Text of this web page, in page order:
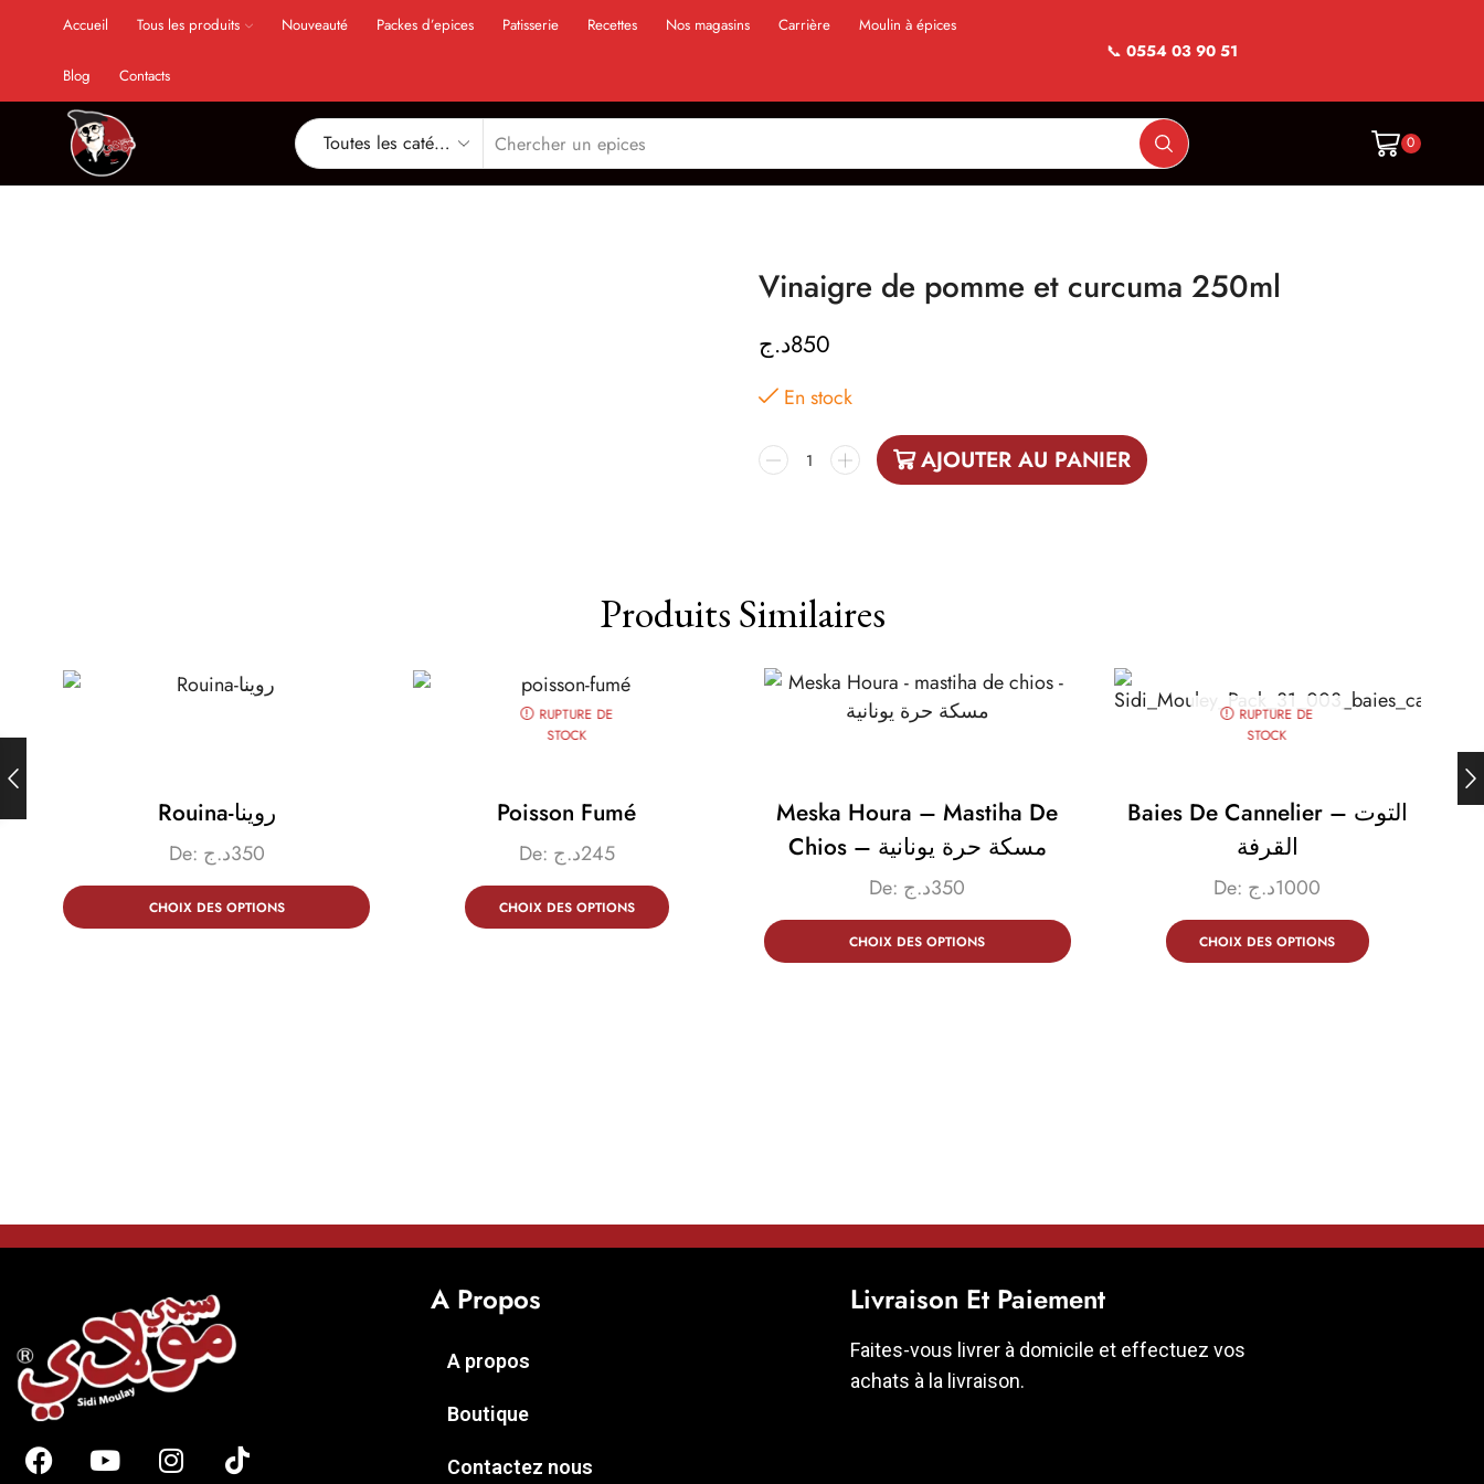
Accueil Tous les produits Nouveauté Packes d’epices Patisserie Recettes Nos magasins Carrière Moulin à épices
Blog Contacts
📞 0554 03 90 51
0
Vinaigre de pomme et curcuma 250ml
850د.ج
En stock
AJOUTER AU PANIER
Produits Similaires
Rouina-روينا
De: 350د.ج
CHOIX DES OPTIONS
RUPTURE DE
STOCK
Poisson Fumé
De: 245د.ج
CHOIX DES OPTIONS
Meska Houra – Mastiha De
Chios – مسكة حرة يونانية
De: 350د.ج
CHOIX DES OPTIONS
RUPTURE DE
STOCK
Baies De Cannelier – التوت
القرفة
De: 1000د.ج
CHOIX DES OPTIONS
A Propos
A propos
Boutique
Contactez nous
Livraison Et Paiement
Faites-vous livrer à domicile et effectuez vos
achats à la livraison.